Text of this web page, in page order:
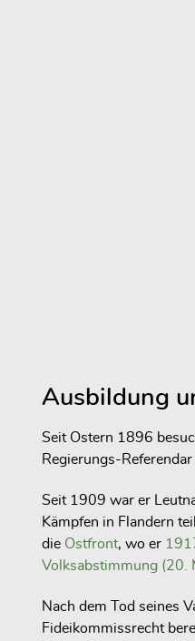
Ausbildung
Seit Ostern 1896
Regierungs-
Seit 1909 war er
Kämpfen in Flandern
die Ostfront, wo er
Volksabstimmung (20.
Nach dem Tod seines
Fideikommissrecht